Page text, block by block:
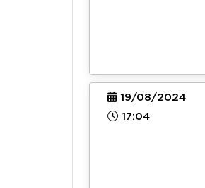
19/08/2024
17:04